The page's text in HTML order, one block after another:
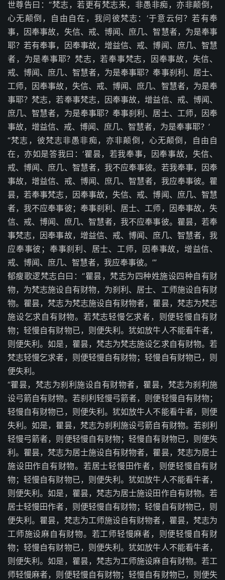
世尊告曰：“梵志，若更有梵志来，非愚非痴，亦非颠倒，
心无颠倒，自由自在，我问彼梵志：‘于意云何？若有奉
事，因奉事故，失信、戒、博闻、庶几、智慧者，为是奉事
耶？若有奉事，因奉事故，增益信、戒、博闻、庶几、智慧
者，为是奉事耶？梵志，若奉事梵志，因奉事故，失信、
戒、博闻、庶几、智慧者，为是奉事耶？奉事刹利、居士、
工师，因奉事故，失信、戒、博闻、庶几、智慧者，为是奉
事耶？梵志，若奉事梵志，因奉事故，增益信、戒、博闻、
庶几、智慧者，为是奉事耶？奉事刹利、居士、工师，因奉
事故，增益信、戒、博闻、庶几、智慧者，为是奉事耶？’
“梵志，彼梵志非愚非痴，亦非颠倒，心无颠倒，自由自
在，亦如是答我曰：‘瞿昙，若我奉事，因奉事故，失信、
戒、博闻、庶几、智慧者，我不应奉事彼。若我奉事，因奉
事故，增益信、戒、博闻、庶几、智慧者，我应奉事彼。瞿
昙，若奉事梵志，因奉事故，失信、戒、博闻、庶几、智慧
者，我不应奉事彼；奉事刹利、居士、工师，因奉事故，失
信、戒、博闻、庶几、智慧者，我不应奉事彼。瞿昙，若奉
事梵志，因奉事故，增益信、戒、博闻、庶几、智慧者，我
应奉事彼；奉事刹利、居士、工师，因奉事故，增益信、
戒、博闻、庶几、智慧者，我应奉事彼。’”
郁瘦歌逻梵志白曰：“瞿昙，梵志为四种姓施设四种自有财
物，为梵志施设自有财物，为刹利、居士、工师施设自有财
物。瞿昙，梵志为梵志施设自有财物者，瞿昙，梵志为梵志
施设乞求自有财物。若梵志轻慢乞求者，则便轻慢自有财
物；轻慢自有财物已，则便失利。犹如放牛人不能看牛者，
则便失利。如是，瞿昙，梵志为梵志施设乞求自有财物。若
梵志轻慢乞求者，则便轻慢自有财物；轻慢自有财物已，则
便失利。
“瞿昙，梵志为刹利施设自有财物者，瞿昙，梵志为刹利施
设弓箭自有财物。若刹利轻慢弓箭者，则便轻慢自有财物；
轻慢自有财物已，则便失利。犹如放牛人不能看牛者，则便
失利。如是，瞿昙，梵志为刹利施设弓箭自有财物。若刹利
轻慢弓箭者，则便轻慢自有财物；轻慢自有财物已，则便失
利。瞿昙，梵志为居士施设自有财物者，瞿昙，梵志为居士
施设田作自有财物。若居士轻慢田作者，则便轻慢自有财
物；轻慢自有财物已，则便失利。犹如放牛人不能看牛者，
则便失利。如是，瞿昙，梵志为居士施设田作自有财物。若
居士轻慢田作者，则便轻慢自有财物；轻慢自有财物已，则
便失利。瞿昙，梵志为工师施设自有财物者，瞿昙，梵志为
工师施设麻自有财物。若工师轻慢麻者，则便轻慢自有财
物；轻慢自有财物已，则便失利。犹如放牛人不能看牛者，
则便失利。如是，瞿昙，梵志为工师施设麻自有财物。若工
师轻慢麻者，则便轻慢自有财物；轻慢自有财物已，则便失